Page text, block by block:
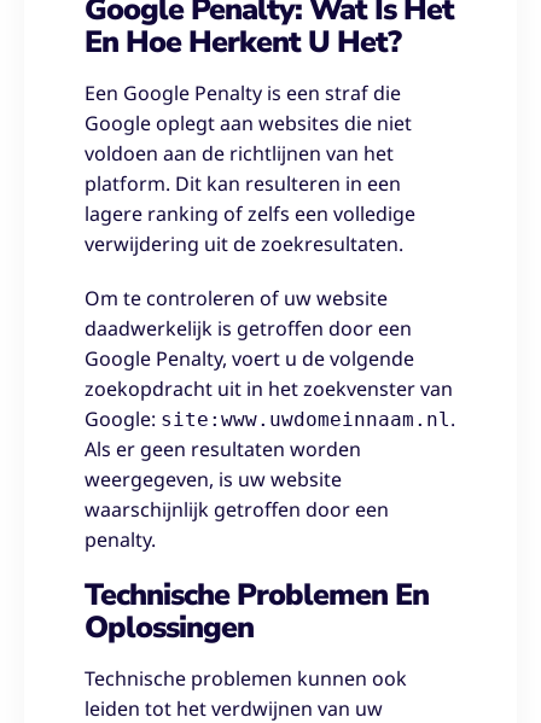
Google Penalty: Wat Is Het
En Hoe Herkent U Het?
Een Google Penalty is een straf die
Google oplegt aan websites die niet
voldoen aan de richtlijnen van het
platform. Dit kan resulteren in een
lagere ranking of zelfs een volledige
verwijdering uit de zoekresultaten.
Om te controleren of uw website
daadwerkelijk is getroffen door een
Google Penalty, voert u de volgende
zoekopdracht uit in het zoekvenster van
Google: site:www.uwdomeinnaam.nl .
Als er geen resultaten worden
weergegeven, is uw website
waarschijnlijk getroffen door een
penalty.
Technische Problemen En
Oplossingen
Technische problemen kunnen ook
leiden tot het verdwijnen van uw